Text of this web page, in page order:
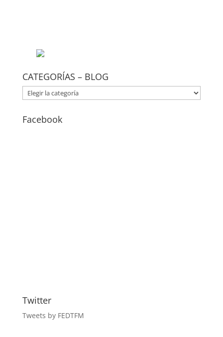
CATEGORÍAS – BLOG
CATEGORÍAS
–
Facebook
Twitter
Tweets by FEDTFM